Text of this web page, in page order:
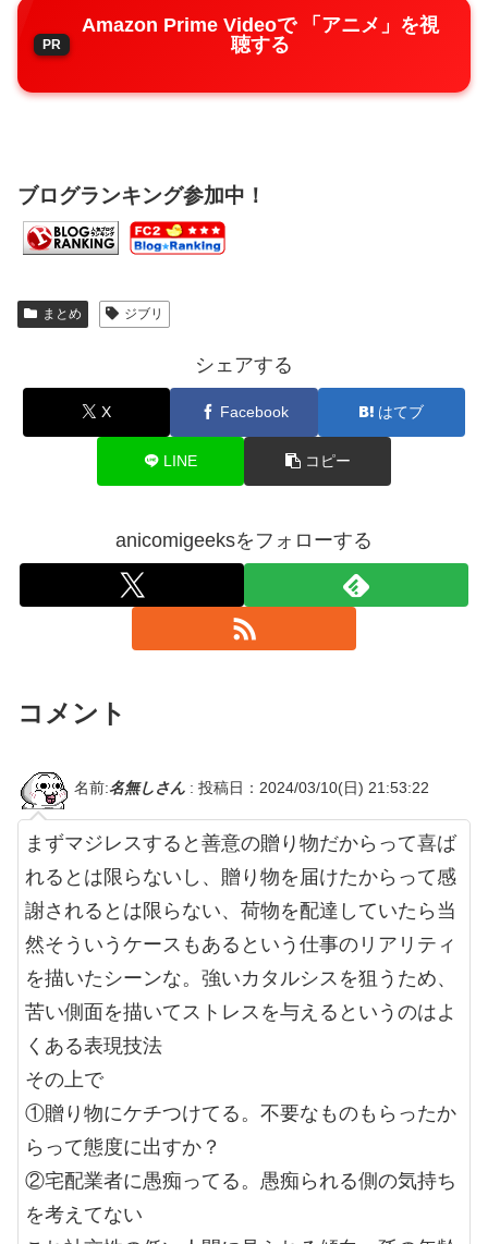
Amazon Prime Videoで 「アニメ」を視
聴する
ブログランキング参加中！
まとめ ジブリ
シェアする
X Facebook はてブ
LINE コピー
anicomigeeksをフォローする
コメント
名前:名無しさん : 投稿日：2024/03/10(日) 21:53:22
まずマジレスすると善意の贈り物だからって喜ば
れるとは限らないし、贈り物を届けたからって感
謝されるとは限らない、荷物を配達していたら当
然そういうケースもあるという仕事のリアリティ
を描いたシーンな。強いカタルシスを狙うため、
苦い側面を描いてストレスを与えるというのはよ
くある表現技法
その上で
①贈り物にケチつけてる。不要なものもらったか
らって態度に出すか？
②宅配業者に愚痴ってる。愚痴られる側の気持ち
を考えてない